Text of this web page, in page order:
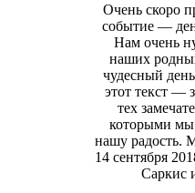
Очень скоро
событие —
Нам очень
наших
чудесный
этот текст —
тех
которыми мы
нашу радость.
14 сентября
Саркис